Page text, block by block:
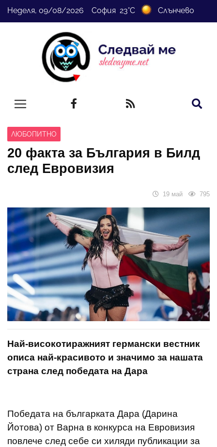
Неделя, 09/08/2026 София 23°C Слънчево
ЛЮБОПИТНО
20 факта за България в Билд
след Евровизия
19 май 795
Най-високотиражният германски вестник
описа най-красивото и значимо за нашата
страна след победата на Дара
Победата на българката Дара (Дарина
Йотова) от Варна в конкурса на Евровизия
повлече след себе си хиляди публикации за